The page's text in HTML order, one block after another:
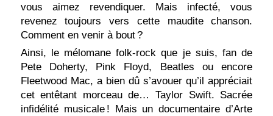
vous aimez revendiquer. Mais infecté, vous
revenez toujours vers cette maudite chanson.
Comment en venir à bout ?
Ainsi, le mélomane folk-rock que je suis, fan de
Pete Doherty, Pink Floyd, Beatles ou encore
Fleetwood Mac, a bien dû s’avouer qu’il appréciait
cet entêtant morceau de… Taylor Swift. Sacrée
infidélité musicale ! Mais un documentaire d’Arte